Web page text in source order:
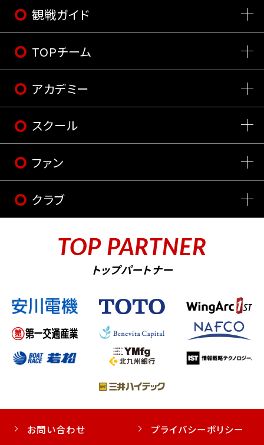
観戦ガイド
TOPチーム
アカデミー
スクール
ファン
クラブ
TOP PARTNER
トップパートナー
お問い合わせ プライバシーポリシー